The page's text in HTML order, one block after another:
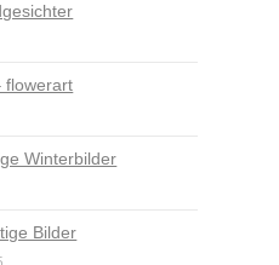
flowerart
Winterbilder
Bilder